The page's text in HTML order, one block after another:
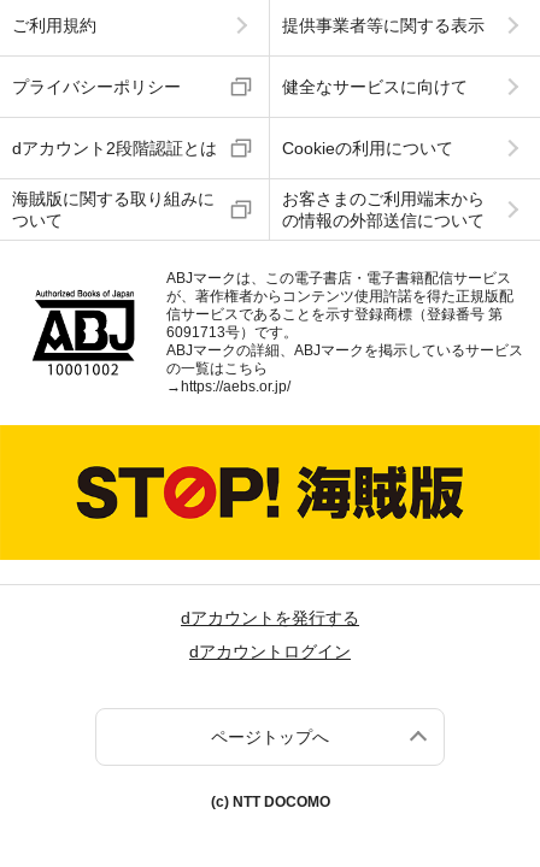
ご利用規約 提供事業者等に関する表示
プライバシーポリシー 健全なサービスに向けて
dアカウント2段階認証とは Cookieの利用について
海賊版に関する取り組みに
ついて
お客さまのご利用端末から
の情報の外部送信について
ABJマークは、この電子書店・電子書籍配信サービス
が、著作権者からコンテンツ使用許諾を得た正規版配
信サービスであることを示す登録商標（登録番号 第
6091713号）です。
ABJマークの詳細、ABJマークを掲示しているサービス
の一覧はこちら
→https://aebs.or.jp/
dアカウントを発行する
dアカウントログイン
ページトップへ
(c) NTT DOCOMO